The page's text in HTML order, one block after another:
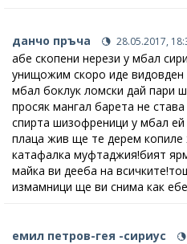
данчо пръча 28.05.2017,
абе скопени нерези у мбал
унищожим скоро иде видовден
мбал боклук ломски дай пари
просяк мангал барета не
спирта шизофреници у мбал
плаца жив ще те дерем
катафалка муфтаджия!бият
майка ви дееба на
измамници ще ви снима как
емил петров-гея -сириус